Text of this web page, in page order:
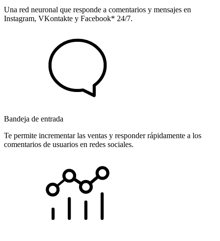
Una red neuronal que responde a comentarios y mensajes en
Instagram, VKontakte y Facebook* 24/7.
Bandeja de entrada
Te permite incrementar las ventas y responder rápidamente a los
comentarios de usuarios en redes sociales.